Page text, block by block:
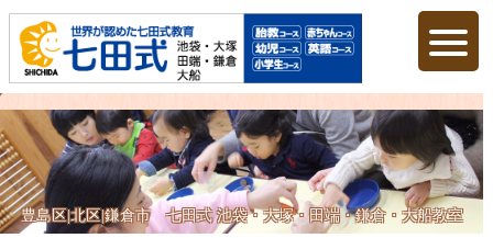
豊島区|北区|鎌倉市 七田式 池袋・大塚・田端・鎌倉・大船教室